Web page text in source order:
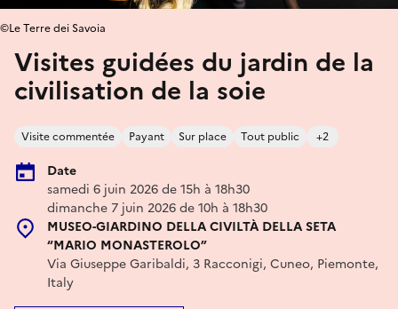
Visites guidées du jardin de la
civilisation de la soie
Visite commentée Payant Sur place Tout public +2
Date
samedi 6 juin 2026 de 15h à 18h30
dimanche 7 juin 2026 de 10h à 18h30
MUSEO-GIARDINO DELLA CIVILTÀ DELLA SETA
“MARIO MONASTEROLO”
Via Giuseppe Garibaldi, 3 Racconigi, Cuneo, Piemonte,
Italy
©Le Terre dei Savoia